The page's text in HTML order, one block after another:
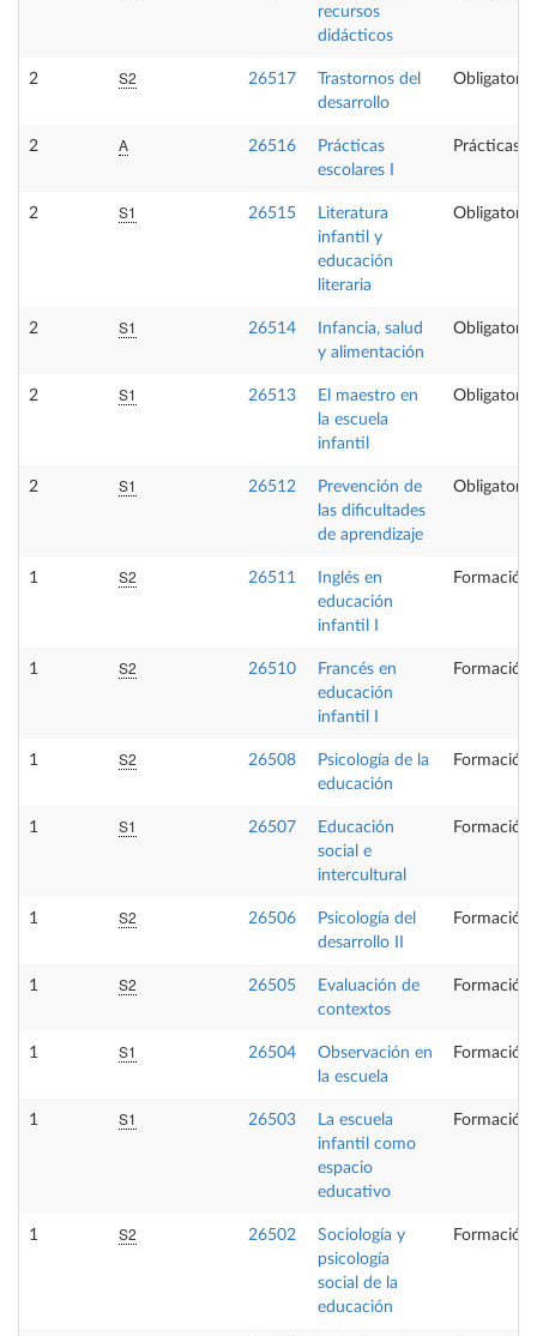
recursos
didácticos
2 S2 26517
Trastornos del
desarrollo
Obligatoria
2 A 26516
Prácticas
escolares I
Prácticas
2 S1 26515
Literatura
infantil y
educación
literaria
Obligatoria
2 S1 26514
Infancia, salud
y alimentación
Obligatoria
2 S1 26513
El maestro en
la escuela
infantil
Obligatoria
2 S1 26512
Prevención de
las dificultades
de aprendizaje
Obligatoria
1 S2 26511
Inglés en
educación
infantil I
Formación
1 S2 26510
Francés en
educación
infantil I
Formación
1 S2 26508
Psicología de la
educación
Formación
1 S1 26507
Educación
social e
intercultural
Formación
1 S2 26506
Psicología del
desarrollo II
Formación
1 S2 26505
Evaluación de
contextos
Formación
1 S1 26504
Observación en
la escuela
Formación
1 S1 26503
La escuela
infantil como
espacio
educativo
Formación
1 S2 26502
Sociología y
psicología
social de la
educación
Formación